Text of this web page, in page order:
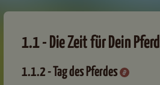
1.1 - Die Zeit für Dein Pferd
1.1.2 - Tag des Pferdes